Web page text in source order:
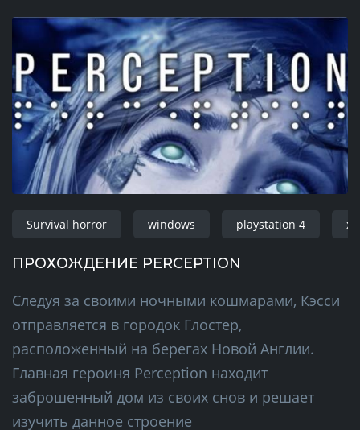
Survival horror windows playstation 4
ПРОХОЖДЕНИЕ PERCEPTION
Следуя за своими ночными кошмарами, Кэсси
отправляется в городок Глостер,
расположенный на берегах Новой Англии.
Главная героиня Perception находит
заброшенный дом из своих снов и решает
изучить данное строение